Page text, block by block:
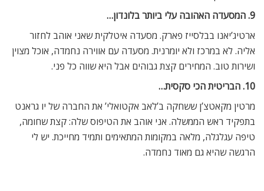
9. המסעדה האהובה עלי ביותר בלונדון…
ארטיג’יאנו בבלסייז פארק. מסעדה איטלקית שאני אוהב לחזור
אליה. לא במרכז ולא יומרנית. מסעדה עם אווירה נחמדה, אוכל מצוין
ושירות טוב. המחירים קצת גבוהים אבל היא שווה כל פני.
10. הבריטית הכי סקסית…
מרטין מקאטצ’ן ששחקה ב’לאב אקטואלי’ את החברה של יו גראנט
בתפקיד ראש הממשלה. אני אוהב את הטיפוס שלה: קצת שחומה,
טיפה עגלגלה, מלאה במקומות המתאימים ותמיד מחייכת. יש לי
הרגשה שהיא גם מאוד נחמדה.